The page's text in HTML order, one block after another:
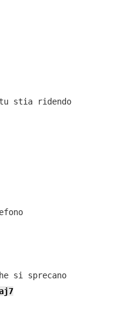
Ho come l'impressione che tu stia ridendo
Tienila per sempre nel telefono
si sprecano